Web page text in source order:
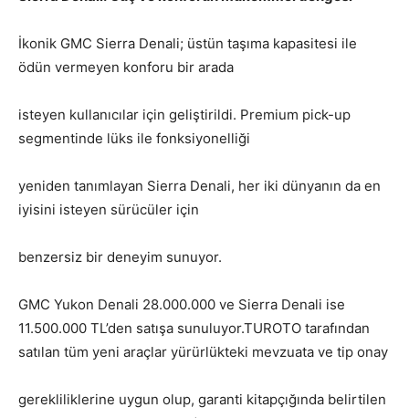
İkonik GMC Sierra Denali; üstün taşıma kapasitesi ile
ödün vermeyen konforu bir arada
isteyen kullanıcılar için geliştirildi. Premium pick-up
segmentinde lüks ile fonksiyonelliği
yeniden tanımlayan Sierra Denali, her iki dünyanın da en
iyisini isteyen sürücüler için
benzersiz bir deneyim sunuyor.
GMC Yukon Denali 28.000.000 ve Sierra Denali ise
11.500.000 TL’den satışa sunuluyor.TUROTO tarafından
satılan tüm yeni araçlar yürürlükteki mevzuata ve tip onay
gerekliliklerine uygun olup, garanti kitapçığında belirtilen